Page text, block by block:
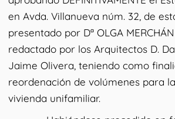
en Avda. Villanueva núm. 32, de
presentado por Dª OLGA
redactado por los Arquitectos D.
Jaime Olivera, teniendo como
reordenación de volúmenes para
vivienda unifamiliar.